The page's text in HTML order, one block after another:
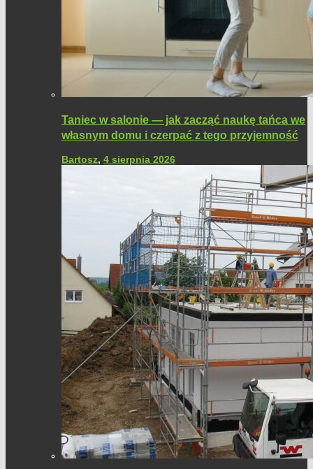
Taniec w salonie — jak zacząć naukę tańca we
własnym domu i czerpać z tego przyjemność
Bartosz, 4 sierpnia 2026